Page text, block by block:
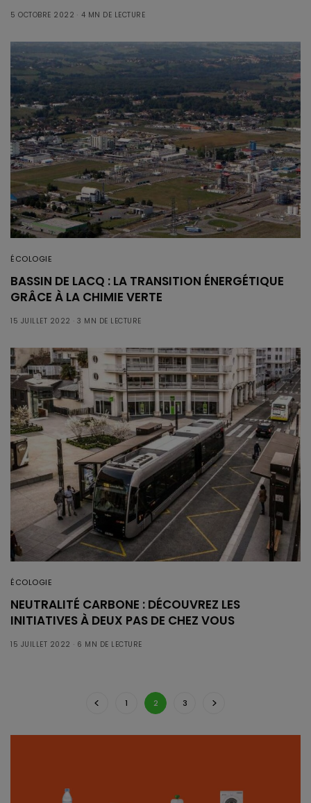
5 OCTOBRE 2022 4 MN DE LECTURE
ÉCOLOGIE
BASSIN DE LACQ : LA TRANSITION ÉNERGÉTIQUE
GRÂCE À LA CHIMIE VERTE
15 JUILLET 2022 3 MN DE LECTURE
ÉCOLOGIE
NEUTRALITÉ CARBONE : DÉCOUVREZ LES
INITIATIVES À DEUX PAS DE CHEZ VOUS
15 JUILLET 2022 6 MN DE LECTURE
1 2 3